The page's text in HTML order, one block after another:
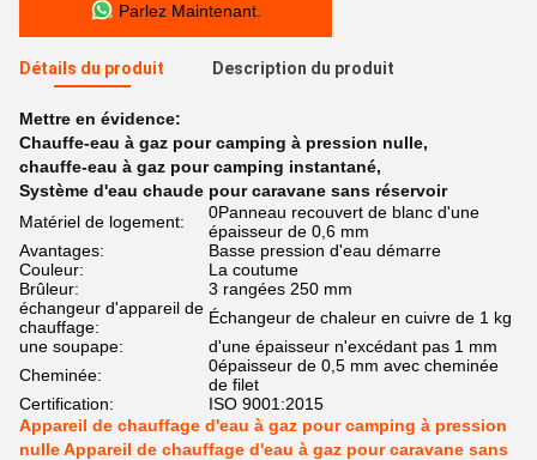
Parlez Maintenant.
Détails du produit Description du produit
Mettre en évidence:
Chauffe-eau à gaz pour camping à pression nulle,
chauffe-eau à gaz pour camping instantané,
Système d'eau chaude pour caravane sans réservoir
Matériel de logement:
0Panneau recouvert de blanc d'une
épaisseur de 0,6 mm
Avantages:
Basse pression d'eau démarre
Couleur:
La coutume
Brûleur:
3 rangées 250 mm
échangeur d'appareil de
chauffage:
Échangeur de chaleur en cuivre de 1 kg
une soupape:
d'une épaisseur n'excédant pas 1 mm
Cheminée:
0épaisseur de 0,5 mm avec cheminée
de filet
Certification:
ISO 9001:2015
Appareil de chauffage d'eau à gaz pour camping à pression
nulle Appareil de chauffage d'eau à gaz pour caravane sans